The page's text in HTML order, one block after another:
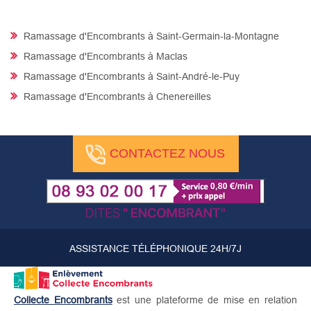
Ramassage d'Encombrants à Saint-Germain-la-Montagne
Ramassage d'Encombrants à Maclas
Ramassage d'Encombrants à Saint-André-le-Puy
Ramassage d'Encombrants à Chenereilles
CONTACTEZ NOUS
ASSISTANCE TÉLÉPHONIQUE 24H/7J
Collecte Encombrantsest une plateforme de mise en relation